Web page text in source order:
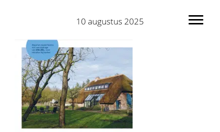
hoofdnavigatie
hoofd
inhoud
10 augustus 2025